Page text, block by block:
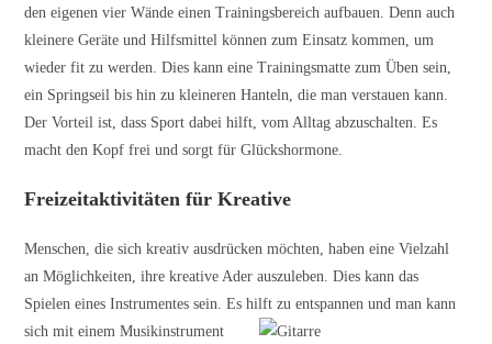
den eigenen vier Wände einenTrainingsbereich aufbauen. Denn auch
kleinere Geräte und Hilfsmittel können zum Einsatz kommen, um
wieder fit zu werden. Dies kann eineTrainingsmatte zum Üben sein,
ein Springseil bis hin zu kleineren Hanteln, die man verstauen kann.
Der Vorteil ist, dass Sport dabei hilft, vom Alltag abzuschalten. Es
macht den Kopf frei und sorgt für Glückshormone.
Freizeitaktivitäten für Kreative
Menschen, die sich kreativ ausdrücken möchten, haben eine Vielzahl
an Möglichkeiten, ihre kreative Ader auszuleben. Dies kann das
Spielen eines Instrumentes sein. Es hilft zu entspannen undman kann
sich mit einem Musikinstrument